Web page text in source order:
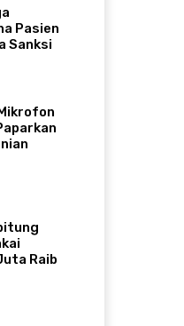
Pasien
Sanksi
Raib